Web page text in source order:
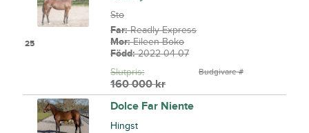
25
Sto
Far:Readly Express
Mor:Eileen Boko
Född:2022-04-07
Budgivare #
Slutpris:
160 000kr
Dolce Far Niente
Hingst